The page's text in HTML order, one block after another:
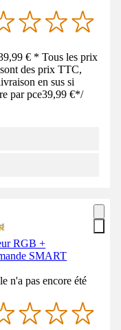
€ * Tous les prix
des prix TTC,
en sus si
par pce39,99 €*/
RGB +
SMART
n'a pas encore été